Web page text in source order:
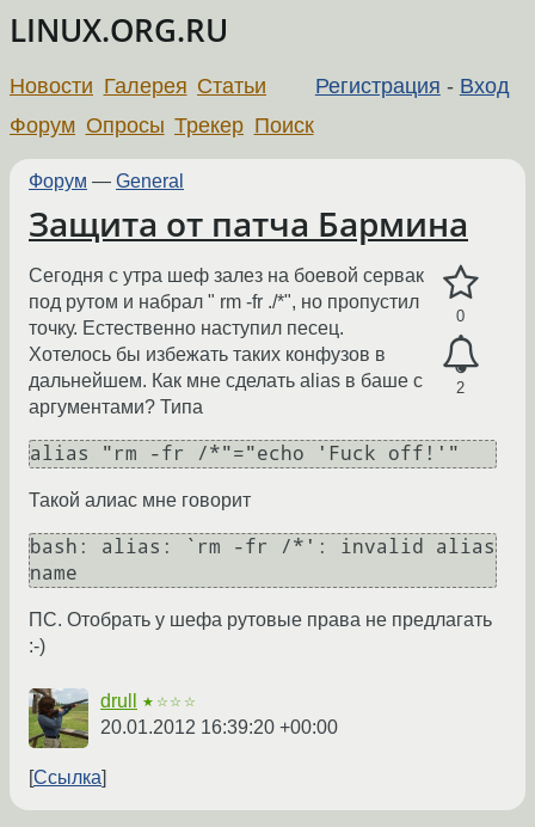
LINUX.ORG.RU
Регистрация - Вход
Новости Галерея Статьи
Форум Опросы Трекер Поиск
Форум — General
Защита от патча Бармина
0
2
Сегодня с утра шеф залез на боевой сервак
под рутом и набрал " rm -fr ./*", но пропустил
точку. Естественно наступил песец.
Хотелось бы избежать таких конфузов в
дальнейшем. Как мне сделать alias в баше с
аргументами? Типа
alias "rm -fr /*"="echo 'Fuck off!'"
Такой алиас мне говорит
bash: alias: `rm -fr /*': invalid alias
name
ПС. Отобрать у шефа рутовые права не предлагать
:-)
drull ★☆☆☆
20.01.2012 16:39:20 +00:00
Ссылка